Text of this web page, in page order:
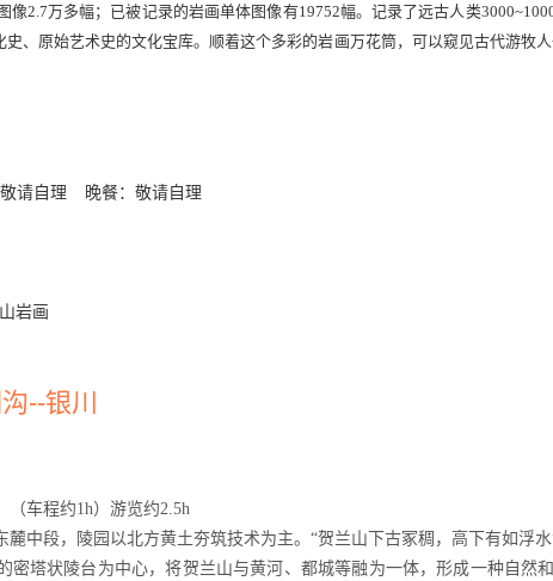
像2.7万多幅；已被记录的岩画单体图像有19752幅。记录了远古人类
、原始艺术史的文化宝库。顺着这个多彩的岩画万花筒，可以窥见古代游牧
请自理 晚餐：敬请自理
岩画
--银川
（车程约1h）游览约2.5h
麓中段，陵园以北方黄土夯筑技术为主。 “贺兰山下古冢稠，高下有如浮
密塔状陵台为中心，将贺兰山与黄河、都城等融为一体，形成一种自然